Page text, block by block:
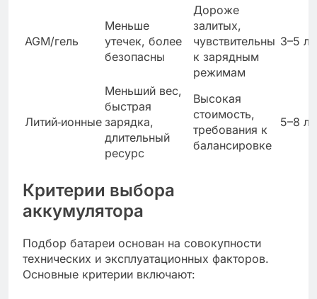
AGM/гель
Меньше
утечек, более
безопасны
Дороже
залитых,
чувствительны
к зарядным
режимам
3–5
Литий‑ионные
Меньший вес,
быстрая
зарядка,
длительный
ресурс
Высокая
стоимость,
требования к
балансировке
5–8
Критерии выбора
аккумулятора
Подбор батареи основан на совокупности
технических и эксплуатационных факторов.
Основные критерии включают: